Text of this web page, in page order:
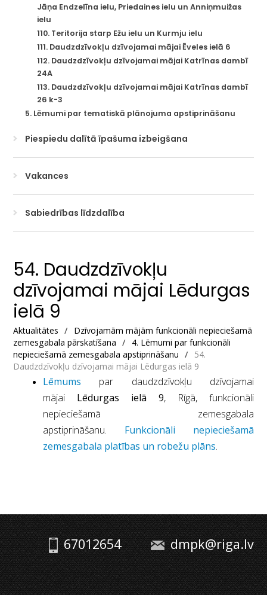
Jāņa Endzelīna ielu, Priedaines ielu un Anniņmuižas
ielu
110. Teritorija starp Ežu ielu un Kurmju ielu
111. Daudzdzīvokļu dzīvojamai mājai Ēveles ielā 6
112. Daudzdzīvokļu dzīvojamai mājai Katrīnas dambī
24A
113. Daudzdzīvokļu dzīvojamai mājai Katrīnas dambī
26 k-3
5. Lēmumi par tematiskā plānojuma apstiprināšanu
Piespiedu dalītā īpašuma izbeigšana
Vakances
Sabiedrības līdzdalība
54. Daudzdzīvokļu
dzīvojamai mājai Lēdurgas
ielā 9
Aktualitātes / Dzīvojamām mājām funkcionāli nepieciešamā
zemesgabala pārskatīšana
/ 4. Lēmumi par funkcionāli
nepieciešamā zemesgabala apstiprināšanu
/ 54.
Daudzdzīvokļu dzīvojamai mājai Lēdurgas ielā 9
Lēmums par daudzdzīvokļu dzīvojamai
mājai Lēdurgas ielā 9, Rīgā, funkcionāli
nepieciešamā zemesgabala
apstiprināšanu. Funkcionāli nepieciešamā
zemesgabala platības un robežu plāns.
67012654 dmpk@riga.lv